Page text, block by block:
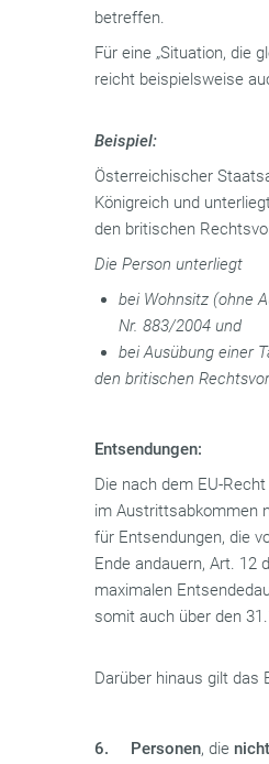
betreffen.
Für eine „Situation, die
reicht beispielsweise
Beispiel:
Österreichischer
Königreich und
den britischen
Die Person unterliegt
bei Wohnsitz (ohne
Nr. 883/2004 und
bei Ausübung einer
den britischen
Entsendungen:
Die nach dem EU-
im Austrittsabkommen
für Entsendungen, die
Ende andauern, Art. 12
maximalen
somit auch über den
Darüber hinaus gilt das
6. Personen, die